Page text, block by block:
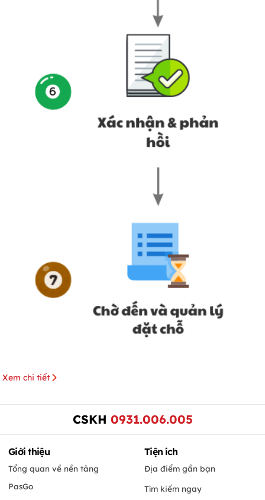
Xem chi tiết
CSKH 0931.006.005
Giới thiệu
Tổng quan về nền tảng
PasGo
Tiện ích
Địa điểm gần bạn
Tìm kiếm ngay